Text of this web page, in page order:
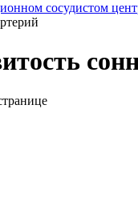
сосудистом